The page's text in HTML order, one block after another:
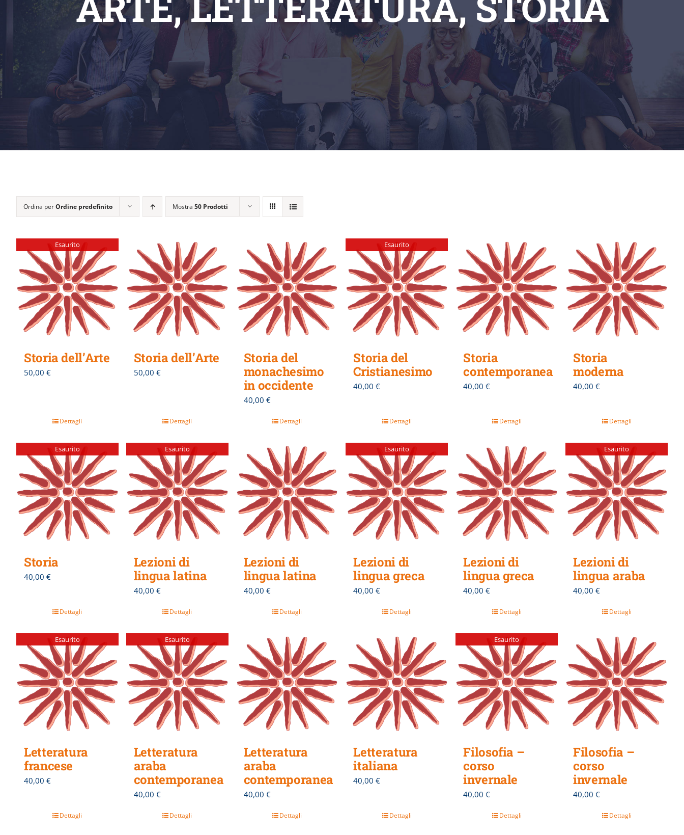
Ordina perOrdine predefinito Mostra 50 Prodotti
Esaurito
Storia dell’Arte
50,00 €
Dettagli
Storia dell’Arte
50,00 €
Dettagli
Storia del
monachesimo
in occidente
40,00 €
Dettagli
Esaurito
Storia del
Cristianesimo
40,00€
Dettagli
Storia
contemporanea
40,00€
Dettagli
Storia
moderna
40,00€
Dettagli
Esaurito
Storia
40,00 €
Dettagli
Esaurito
Lezioni di
lingua latina
40,00 €
Dettagli
Lezioni di
lingua latina
40,00 €
Dettagli
Esaurito
Lezioni di
lingua greca
40,00€
Dettagli
Lezioni di
lingua greca
40,00€
Dettagli
Esaurito
Lezioni di
lingua araba
40,00€
Dettagli
Esaurito
Letteratura
francese
40,00 €
Dettagli
Esaurito
Letteratura
araba
contemporanea
40,00 €
Dettagli
Letteratura
araba
contemporanea
40,00 €
Dettagli
Letteratura
italiana
40,00€
Dettagli
Esaurito
Filosofia –
corso
invernale
40,00€
Dettagli
Filosofia –
corso
invernale
40,00€
Dettagli